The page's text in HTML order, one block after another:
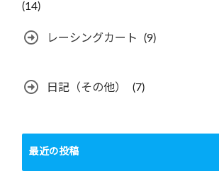
(14)
レーシングカート (9)
日記（その他） (7)
最近の投稿